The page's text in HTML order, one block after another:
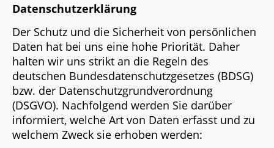
Datenschutzerklärung
Der Schutz und die Sicherheit von persönlichen
Daten hat bei uns eine hohe Priorität. Daher
halten wir uns strikt an die Regeln des
deutschen Bundesdatenschutzgesetzes (BDSG)
bzw. der Datenschutzgrundverordnung
(DSGVO). Nachfolgend werden Sie darüber
informiert, welche Art von Daten erfasst und zu
welchem Zweck sie erhoben werden: